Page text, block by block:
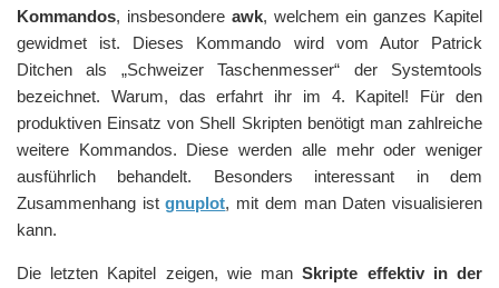
Kommandos, insbesondere awk, welchem ein ganzes Kapitel
gewidmet ist. Dieses Kommando wird vom Autor Patrick
Ditchen als „Schweizer Taschenmesser“ der Systemtools
bezeichnet. Warum, das erfahrt ihr im 4. Kapitel! Für den
produktiven Einsatz von Shell Skripten benötigt man zahlreiche
weitere Kommandos. Diese werden alle mehr oder weniger
ausführlich behandelt. Besonders interessant in dem
Zusammenhang istgnuplot, mit dem man Daten visualisieren
kann.
Die letzten Kapitel zeigen, wie manSkripte effektiv in der